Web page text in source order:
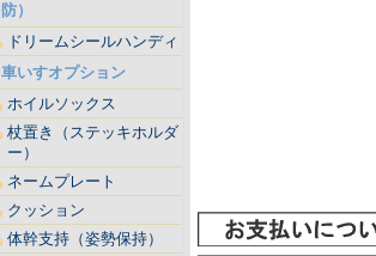
防）
ドリームシールハンディ
車いすオプション
ホイルソックス
杖置き（ステッキホルダ
ー）
ネームプレート
クッション
体幹支持（姿勢保持）